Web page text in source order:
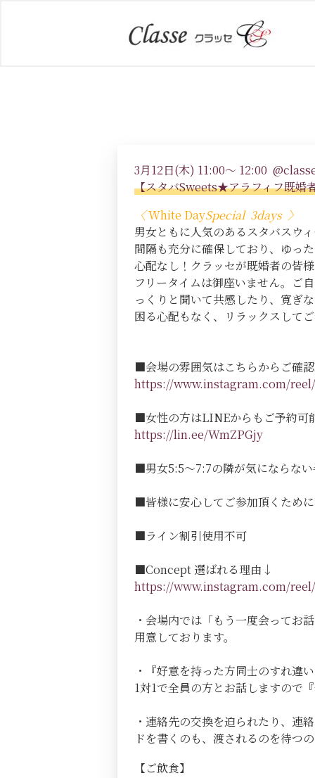
3月12日(木) 11:00～ 12:00
【スタバSweets★アラフィフ既婚
〈White DaySpecial 3days 〉
男女ともに人気のあるスタバスウ
間隔も充分に確保しており、ゆっ
心配なし！クラッセが既婚者の皆
フリータイムは御座いません。ご
っくりと聞いて共感したり、寛ぎ
困る心配もなく、リラックスして
■会場の雰囲気はこちらからご確
https://www.instagram.com/reel/
■女性の方はLINEからもご予約可
https://lin.ee/WmZPGjy
■男女5:5～7:7の隣が気にならな
■皆様に安心してご参加頂くため
■ライン割引使用不可
■Concept 選ばれる理由↓
https://www.instagram.com/
・会場内では「もう一度会ってお
用意しております。
・『好意を持った方同士のすれ違
1対1で全員の方とお話しますので
・連絡先の交換を迫られたり、連
ドを書くのも、渡されるのを待つ
【ご飲食】